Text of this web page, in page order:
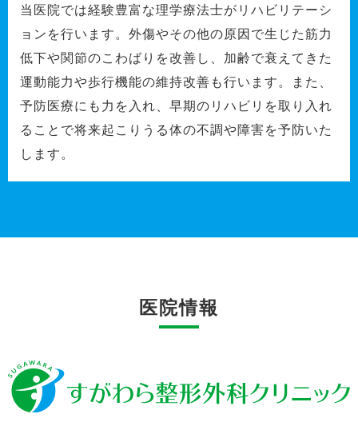
当医院では経験豊富な理学療法士がリハビリテーシ
ョンを行います。外傷やその他の原因で生じた筋力
低下や関節のこわばりを改善し、加齢で衰えてきた
運動能力や歩行機能の維持改善も行います。また、
予防医療にも力を入れ、早期のリハビリを取り入れ
ることで将来起こりうる体の不調や障害を予防いた
します。
医院情報